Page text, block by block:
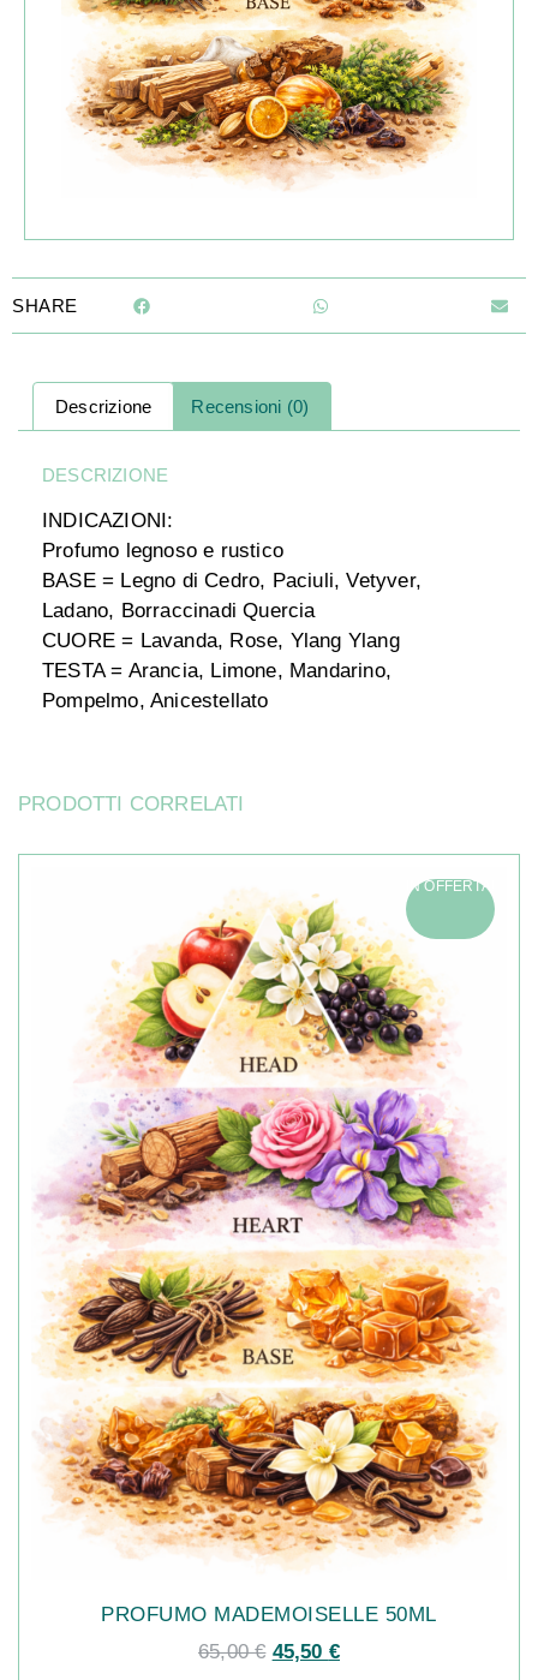
SHARE
Descrizione Recensioni (0)
DESCRIZIONE
INDICAZIONI:
Profumo legnoso e rustico
BASE = Legno di Cedro, Paciuli,Vetyver,
Ladano, Borraccinadi Quercia
CUORE = Lavanda, Rose, Ylang Ylang
TESTA = Arancia, Limone, Mandarino,
Pompelmo, Anicestellato
PRODOTTI CORRELATI
IN OFFERTA!
PROFUMO MADEMOISELLE 50ML
65,00€ 45,50 €